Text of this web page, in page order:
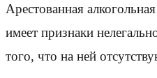
Арестованная
имеет признаки
того, что на ней